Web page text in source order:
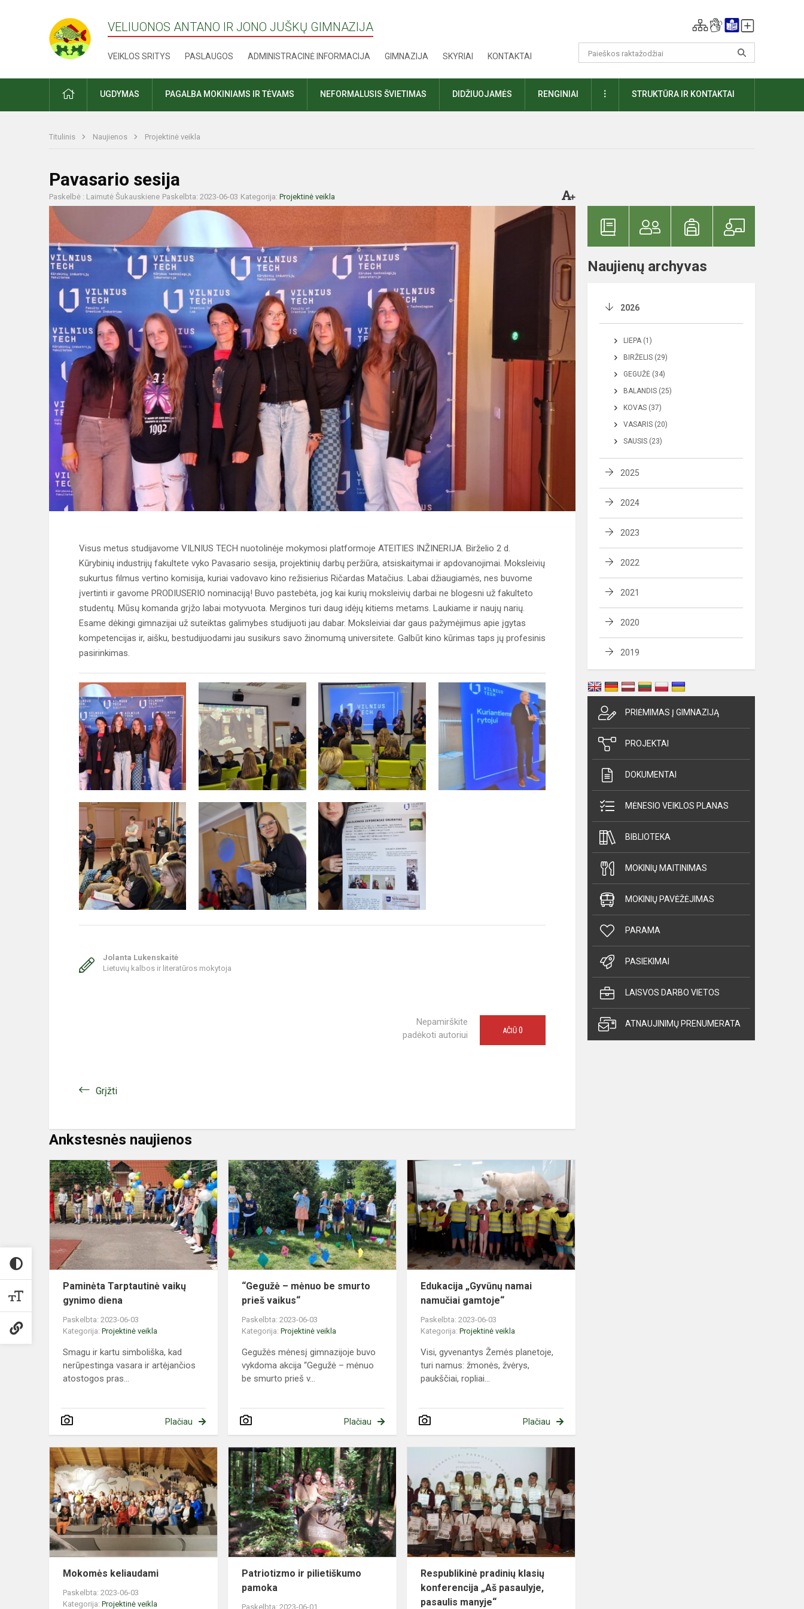
VELIUONOS ANTANO IR JONO JUŠKŲ GIMNAZIJA
VEIKLOS SRITYS PASLAUGOS ADMINISTRACINĖ INFORMACIJA GIMNAZIJA SKYRIAI KONTAKTAI
PRADŽIAUGDYMAS PAGALBA MOKINIAMS IR TĖVAMS NEFORMALUSIS ŠVIETIMAS DIDŽIUOJAMĖS RENGINIAI DAUGIAUSTRUKTŪRA IR KONTAKTAI
Titulinis Naujienos Projektinė veikla
Pavasario sesija
Paskelbė : Laimutė Šukauskiene Paskelbta: 2023-06-03 Kategorija: Projektinė veikla
Visus metus studijavome VILNIUS TECH nuotolinėje mokymosi platformoje ATEITIES INŽINERIJA. Birželio 2 d.
Kūrybinių industrijų fakultete vyko Pavasario sesija, projektinių darbų peržiūra, atsiskaitymai ir apdovanojimai. Moksleivių
sukurtus filmus vertino komisija, kuriai vadovavo kino režisierius Ričardas Matačius. Labai džiaugiamės, nes buvome
įvertinti ir gavome PRODIUSERIO nominaciją! Buvo pastebėta, jog kai kurių moksleivių darbai ne blogesni už fakulteto
studentų. Mūsų komanda grįžo labai motyvuota. Merginos turi daug idėjų kitiems metams. Laukiame ir naujų narių.
Esame dėkingi gimnazijai už suteiktas galimybes studijuoti jau dabar. Moksleiviai dar gaus pažymėjimus apie įgytas
kompetencijas ir, aišku, bestudijuodami jau susikurs savo žinomumą universitete. Galbūt kino kūrimas taps jų profesinis
pasirinkimas.
Jolanta Lukenskaitė
Lietuvių kalbos ir literatūros mokytoja
Nepamirškite
padėkoti autoriui
AČIŪ 0
Grįžti
Ankstesnės naujienos
Paminėta
Tarptautinė
vaikų
gynimo
diena
Paminėta Tarptautinė vaikų
gynimo diena
Paskelbta: 2023-06-03
Kategorija: Projektinė veikla
Smagu ir kartu simboliška, kad
nerūpestinga vasara ir artėjančios
atostogos pras...
Plačiau
“Gegužė
–
mėnuo
be
smurto
prieš
vaikus“
“Gegužė – mėnuo be smurto
prieš vaikus“
Paskelbta: 2023-06-03
Kategorija:Projektinė veikla
Gegužės mėnesį gimnazijoje buvo
vykdoma akcija “Gegužė – mėnuo
be smurto prieš v...
Plačiau
„Gyvūnų
gamtoje“
Edukacija „Gyvūnų namai
namučiai gamtoje“
Paskelbta: 2023-06-03
Kategorija:Projektinė veikla
Visi, gyvenantys Žemės planetoje,
turi namus: žmonės, žvėrys,
paukščiai, ropliai...
Plačiau
Mokomės
keliaudami
Mokomės keliaudami
Paskelbta: 2023-06-03
Kategorija: Projektinė veikla
pilietiškumo
pamoka
Patriotizmo ir pilietiškumo
pamoka
Paskelbta: 2023-06-01
klasių
konferencija
„Aš
Respublikinė pradinių klasių
konferencija „Aš pasaulyje,
pasaulis manyje“
Naujienų archyvas
2026
LIEPA (1)
BIRŽELIS (29)
GEGUŽĖ (34)
BALANDIS (25)
KOVAS (37)
VASARIS (20)
SAUSIS (23)
2025
2024
2023
2022
2021
2020
2019
PRIĖMIMAS Į GIMNAZIJĄ
PROJEKTAI
DOKUMENTAI
MĖNESIO VEIKLOS PLANAS
BIBLIOTEKA
MOKINIŲ MAITINIMAS
MOKINIŲ PAVĖŽĖJIMAS
PARAMA
PASIEKIMAI
LAISVOS DARBO VIETOS
ATNAUJINIMŲ PRENUMERATA